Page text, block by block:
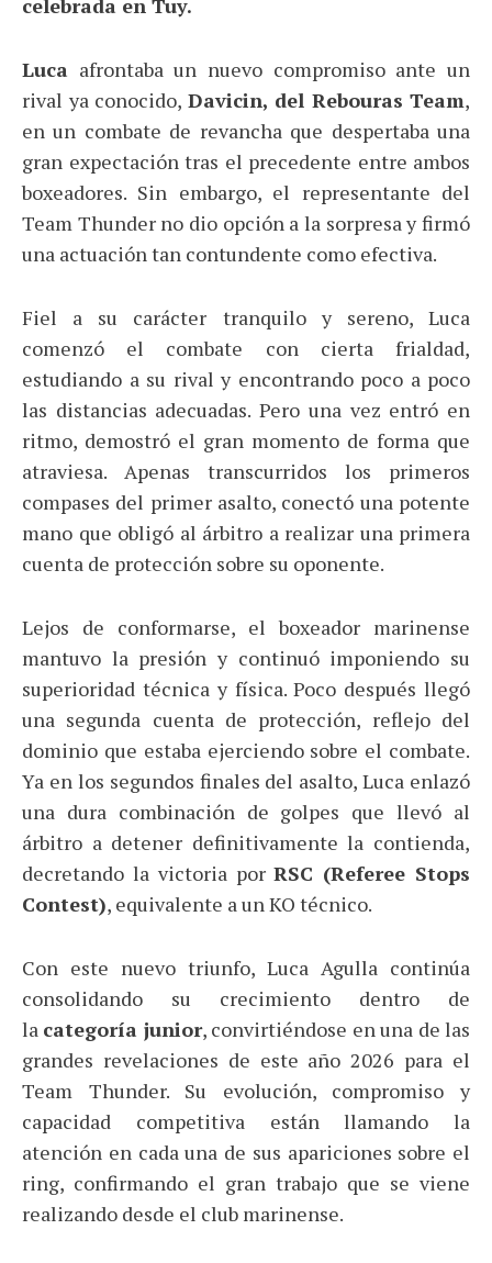
celebrada en Tuy.
Luca afrontaba un nuevo compromiso ante un
rival ya conocido, Davicin, del Rebouras Team,
en un combate de revancha que despertaba una
gran expectación tras el precedente entre ambos
boxeadores. Sin embargo, el representante del
Team Thunder no dio opción a la sorpresa y firmó
una actuación tan contundente como efectiva.
Fiel a su carácter tranquilo y sereno, Luca
comenzó el combate con cierta frialdad,
estudiando a su rival y encontrando poco a poco
las distancias adecuadas. Pero una vez entró en
ritmo, demostró el gran momento de forma que
atraviesa. Apenas transcurridos los primeros
compases del primer asalto, conectó una potente
mano que obligó al árbitro a realizar una primera
cuenta de protección sobre su oponente.
Lejos de conformarse, el boxeador marinense
mantuvo la presión y continuó imponiendo su
superioridad técnica y física. Poco después llegó
una segunda cuenta de protección, reflejo del
dominio que estaba ejerciendo sobre el combate.
Ya en los segundos finales del asalto, Luca enlazó
una dura combinación de golpes que llevó al
árbitro a detener definitivamente la contienda,
decretando la victoria porRSC (Referee Stops
Contest), equivalente a un KO técnico.
Con este nuevo triunfo, Luca Agulla continúa
consolidando su crecimiento dentro de
la categoría junior, convirtiéndose en una de las
grandes revelaciones de este año 2026 para el
Team Thunder. Su evolución, compromiso y
capacidad competitiva están llamando la
atención en cada una de sus apariciones sobre el
ring, confirmando el gran trabajo que se viene
realizando desde el club marinense.